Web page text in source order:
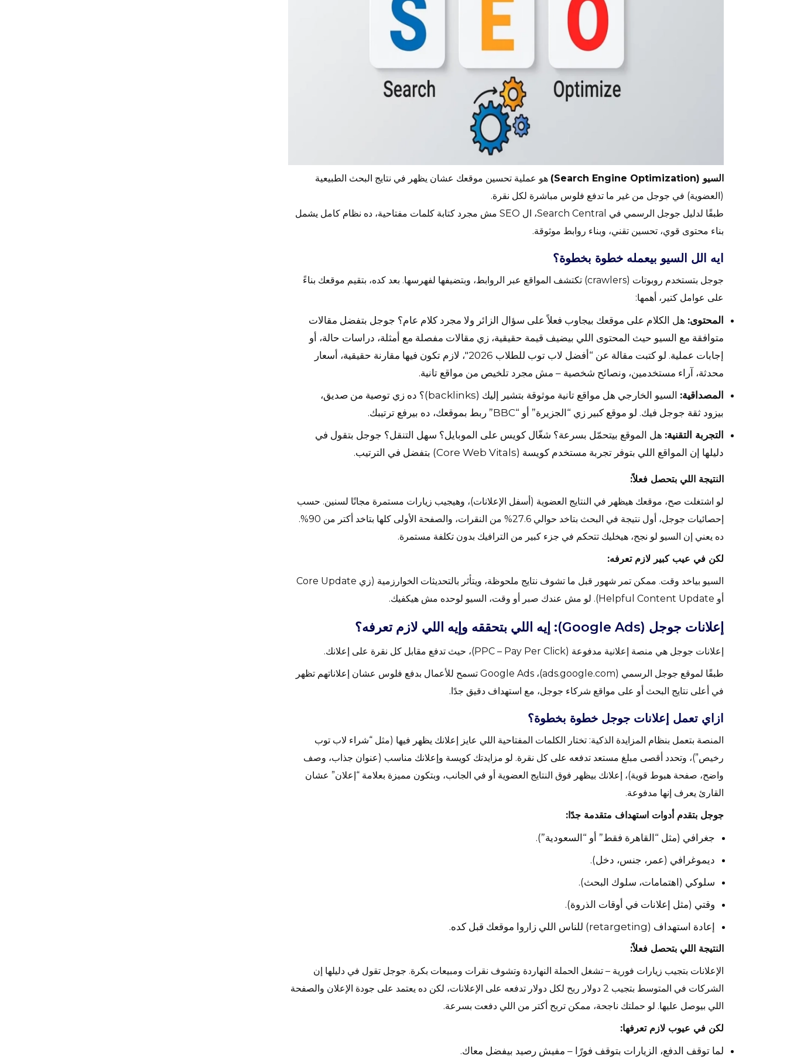
السيو (Search Engine Optimization)
هو عملية تحسين موقعك عشان يظهر في نتايج البحث الطبيعية
(العضوية) في جوجل من غير ما تدفع فلوس مباشرة لكل نقرة.
طبقًا لدليل جوجل الرسمي في Search Central، ال
SEO مش مجرد كتابة كلمات مفتاحية، ده نظام كامل يشمل
بناء محتوى قوي، تحسين تقني، وبناء روابط موثوقة.
ايه الل السيو بيعمله خطوة بخطوة؟
جوجل بتستخدم روبوتات (crawlers) تكتشف المواقع عبر الروابط، وبتضيفها لفهرسها. بعد كده، بتقيم موقعك بناءً
على عوامل كتير، أهمها:
المحتوى: هل الكلام على موقعك بيجاوب فعلاً على سؤال الزائر ولا مجرد كلام عام؟ جوجل بتفضل مقالات
متوافقة مع السيو حيث المحتوى اللي بيضيف قيمة حقيقية، زي مقالات مفصلة مع أمثلة، دراسات حالة، أو
إجابات عملية. لو كتبت مقالة عن “أفضل لاب توب للطلاب 2026″، لازم تكون فيها مقارنة حقيقية، أسعار
محدثة، آراء مستخدمين، ونصائح شخصية – مش مجرد تلخيص من مواقع تانية.
المصداقية: السيو الخارجي
هل مواقع تانية موثوقة بتشير إليك (backlinks)؟ ده زي توصية من صديق،
بيزود ثقة جوجل فيك. لو موقع كبير زي “الجزيرة” أو “BBC” ربط بموقعك، ده بيرفع ترتيبك.
التجربة التقنية: هل الموقع بيتحمّل بسرعة؟ شغّال كويس على الموبايل؟ سهل التنقل؟ جوجل بتقول في
دليلها إن المواقع اللي بتوفر تجربة مستخدم كويسة (Core Web Vitals) بتفضل في الترتيب.
النتيجة اللي بتحصل فعلاً:
لو اشتغلت صح، موقعك هيظهر في النتايج العضوية (أسفل الإعلانات)، وهيجيب زيارات مستمرة مجانًا لسنين. حسب
إحصائيات جوجل، أول نتيجة في البحث بتاخد حوالي 27.6% من النقرات، والصفحة الأولى كلها بتاخد أكتر من 90%.
ده يعني إن السيو لو نجح، هيخليك تتحكم في جزء كبير من الترافيك بدون تكلفة مستمرة.
لكن في عيب كبير لازم تعرفه:
السيو بياخد وقت. ممكن تمر شهور قبل ما تشوف نتايج ملحوظة، ويتأثر بالتحديثات الخوارزمية (زي Core Update
أو Helpful Content Update). لو مش عندك صبر أو وقت، السيو لوحده مش هيكفيك.
إعلانات جوجل (Google Ads): إيه اللي بتحققه وإيه اللي لازم تعرفه؟
إعلانات جوجل هي منصة إعلانية مدفوعة (PPC – Pay Per Click)، حيث تدفع مقابل كل نقرة على إعلانك.
طبقًا لموقع جوجل الرسمي (ads.google.com)، Google Ads تسمح للأعمال بدفع فلوس عشان إعلاناتهم تظهر
في أعلى نتايج البحث أو على مواقع شركاء جوجل، مع استهداف دقيق جدًا.
ازاي تعمل إعلانات جوجل خطوة بخطوة؟
المنصة بتعمل بنظام المزايدة الذكية: تختار الكلمات المفتاحية اللي عايز إعلانك يظهر فيها (مثل “شراء لاب توب
رخيص”)، وتحدد أقصى مبلغ مستعد تدفعه على كل نقرة. لو مزايدتك كويسة وإعلانك مناسب (عنوان جذاب، وصف
واضح، صفحة هبوط قوية)، إعلانك بيظهر فوق النتايج العضوية أو في الجانب، وبتكون مميزة بعلامة “إعلان” عشان
القارئ يعرف إنها مدفوعة.
جوجل بتقدم أدوات استهداف متقدمة جدًا:
جغرافي (مثل “القاهرة فقط” أو “السعودية”).
ديموغرافي (عمر، جنس، دخل).
سلوكي (اهتمامات، سلوك البحث).
وقتي (مثل إعلانات في أوقات الذروة).
إعادة استهداف (retargeting) للناس اللي زاروا موقعك قبل كده.
النتيجة اللي بتحصل فعلاً:
الإعلانات بتجيب زيارات فورية – تشغل الحملة النهاردة وتشوف نقرات ومبيعات بكرة. جوجل تقول في دليلها إن
الشركات في المتوسط بتجيب 2 دولار ربح لكل دولار تدفعه على الإعلانات، لكن ده يعتمد على جودة الإعلان والصفحة
اللي بيوصل عليها. لو حملتك ناجحة، ممكن تربح أكتر من اللي دفعت بسرعة.
لكن في عيوب لازم تعرفها:
لما توقف الدفع، الزيارات بتوقف فورًا – مفيش رصيد بيفضل معاك.